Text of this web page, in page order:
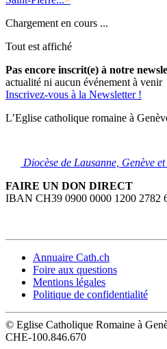
Chargement en cours ...
Tout est affiché
Pas encore inscrit(e) à notre
actualité ni aucun événement à venir
Inscrivez-vous à la Newsletter !
L’Eglise catholique romaine à
Diocèse de Lausanne, Genève
FAIRE UN DON DIRECT
IBAN CH39 0900 0000 1200 2782
Annuaire Cath.ch
Foire aux questions
Mentions légales
Politique de confidentialité
© Eglise Catholique Romaine à
CHE-100.846.670